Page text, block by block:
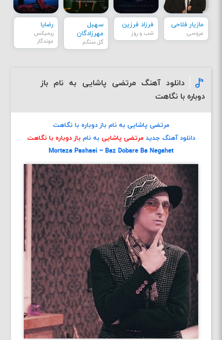
مازیار فلاحی
عروسی
فرزاد فرزین
شب و روز
سهیل
مهرزادگان
گل سنگم
رضایا
ریمیکس
موندگار
دانلود آهنگ مرتضی پاشایی به نام باز
دوباره با نگاهت
مرتضی پاشایی به نام باز دوباره با نگاهت
دانلود آهنگ جدید مرتضی پاشایی به نام باز دوباره با نگاهت
Morteza Pashaei – Baz Dobare Ba Negahet